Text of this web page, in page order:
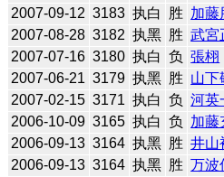
2007-09-12 3183 执白 胜 加藤
2007-08-28 3182 执黑 胜 武宮
2007-07-16 3180 执白 负 張栩
2007-06-21 3179 执黑 胜 山下
2007-02-15 3171 执白 负 河英
2006-10-09 3165 执白 负 加藤
2006-09-13 3164 执黑 胜 井山
2006-09-13 3164 执黑 胜 万波